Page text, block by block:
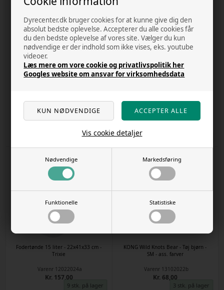
Dyrecenter.dk bruger cookies for at kunne give dig den
absolut bedste oplevelse. Accepterer du alle cookies får
du den bedste oplevelse af vores site. Vælger du kun
nødvendige er der indhold som ikke vises, eks. youtube
videoer.
Læs mere om vore cookie og privatlivspolitik her
Googles website om ansvar for virksomhedsdata
Nødvendige Markedsføring
Funktionelle Statistiske
Vis cookie detaljer
11 stk. på lager
Fløjte acme 210,5 sort
Garden bites fruity dental swirls mix
Varenr12022022k
9 stk. på lager
Fodertønde 15 liter - 22x41x33 cm -
Trixie
Varenr 12022024a
Kr. 157,00
3 stk. på lager
KONG Wild Knots Bear - Tøj bjørn -
SM - ass. farver
Varenr 13102022b
Kr. 68,00